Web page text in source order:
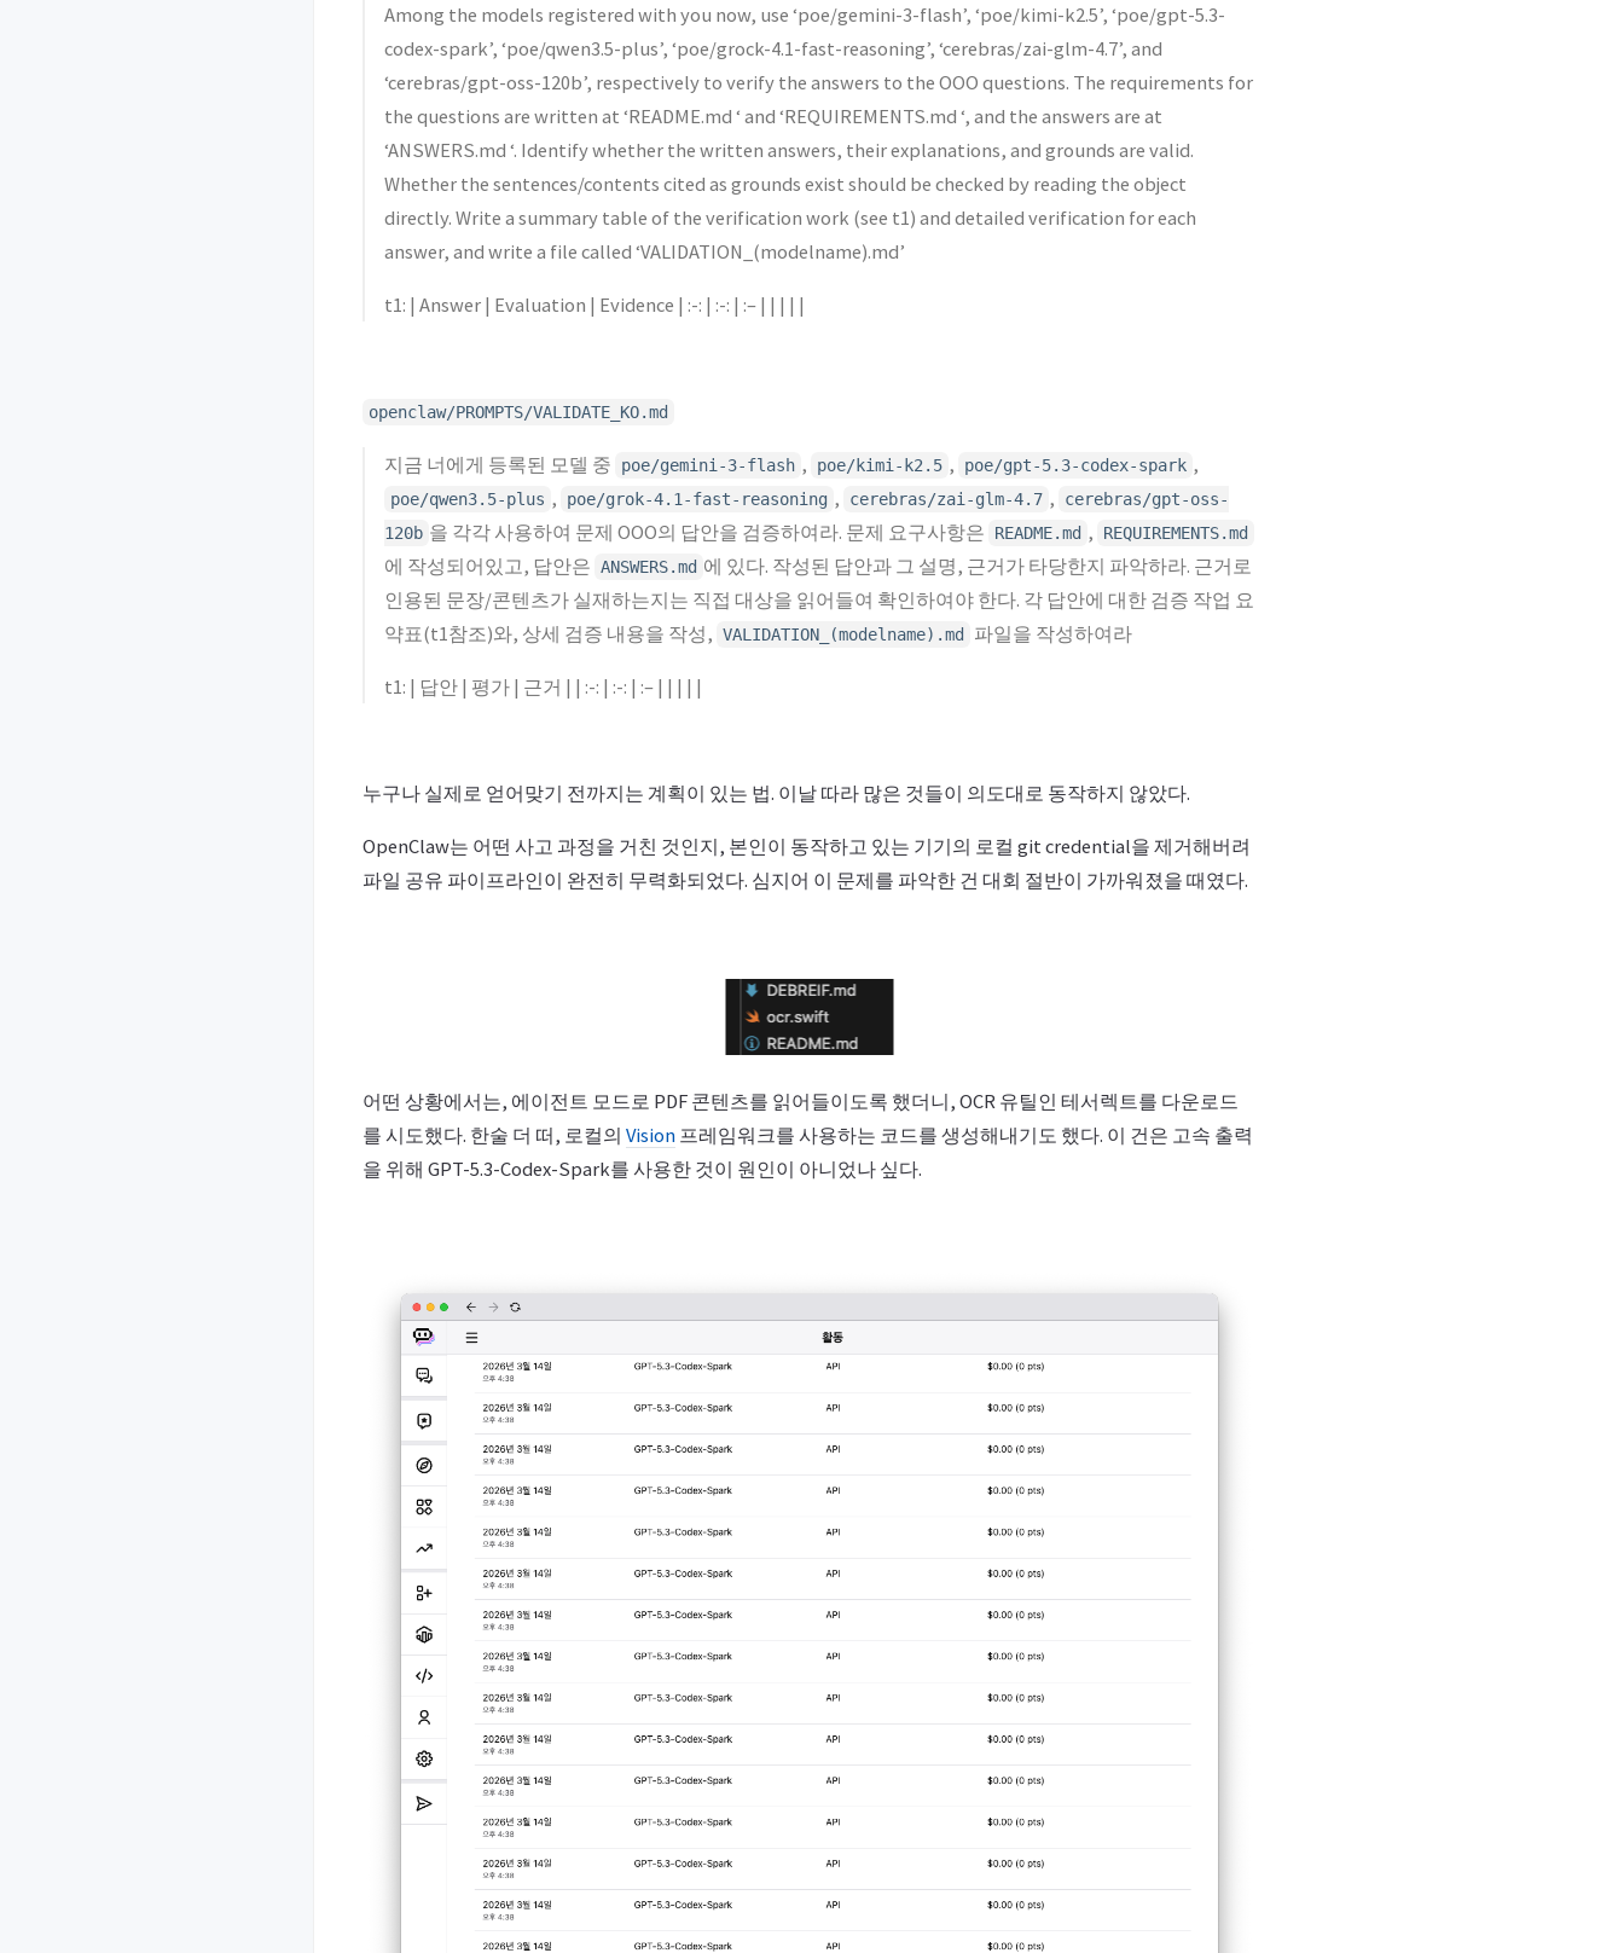
Among the models registered with you now, use ‘poe/gemini-3-flash’, ‘poe/kimi-k2.5’, ‘poe/gpt-5.3-
codex-spark’, ‘poe/qwen3.5-plus’, ‘poe/grock-4.1-fast-reasoning’, ‘cerebras/zai-glm-4.7’, and
‘cerebras/gpt-oss-120b’, respectively to verify the answers to the OOO questions. The requirements for
the questions are written at ‘README.md ‘ and ‘REQUIREMENTS.md ‘, and the answers are at
‘ANSWERS.md ‘. Identify whether the written answers, their explanations, and grounds are valid.
Whether the sentences/contents cited as grounds exist should be checked by reading the object
directly. Write a summary table of the verification work (see t1) and detailed verification for each
answer, and write a file called ‘VALIDATION_(modelname).md’
t1: | Answer | Evaluation | Evidence | :-: | :-: | :– | | | | |
openclaw/PROMPTS/VALIDATE_KO.md
지금 너에게 등록된 모델 중 poe/gemini-3-flash , poe/kimi-k2.5 , poe/gpt-5.3-codex-spark ,
poe/qwen3.5-plus , poe/grok-4.1-fast-reasoning , cerebras/zai-glm-4.7 ,
cerebras/gpt-oss-
120b 을 각각 사용하여 문제 OOO의 답안을 검증하여라. 문제 요구사항은 README.md , REQUIREMENTS.md
에 작성되어있고, 답안은 ANSWERS.md 에 있다. 작성된 답안과 그 설명, 근거가 타당한지 파악하라. 근거로
인용된 문장/콘텐츠가 실재하는지는 직접 대상을 읽어들여 확인하여야 한다. 각 답안에 대한 검증 작업 요
약표(t1참조)와, 상세 검증 내용을 작성, VALIDATION_(modelname).md 파일을 작성하여라
t1: | 답안 | 평가 | 근거 | | :-: | :-: | :– | | | | |
누구나 실제로 얻어맞기 전까지는 계획이 있는 법. 이날 따라 많은 것들이 의도대로 동작하지 않았다.
OpenClaw는 어떤 사고 과정을 거친 것인지, 본인이 동작하고 있는 기기의 로컬 git credential을 제거해버려
파일 공유 파이프라인이 완전히 무력화되었다. 심지어 이 문제를 파악한 건 대회 절반이 가까워졌을 때였다.
어떤 상황에서는, 에이전트 모드로 PDF 콘텐츠를 읽어들이도록 했더니, OCR 유틸인 테서렉트를 다운로드
를 시도했다. 한술 더 떠, 로컬의 Vision 프레임워크를 사용하는 코드를 생성해내기도 했다. 이 건은 고속 출력
을 위해 GPT-5.3-Codex-Spark를 사용한 것이 원인이 아니었나 싶다.